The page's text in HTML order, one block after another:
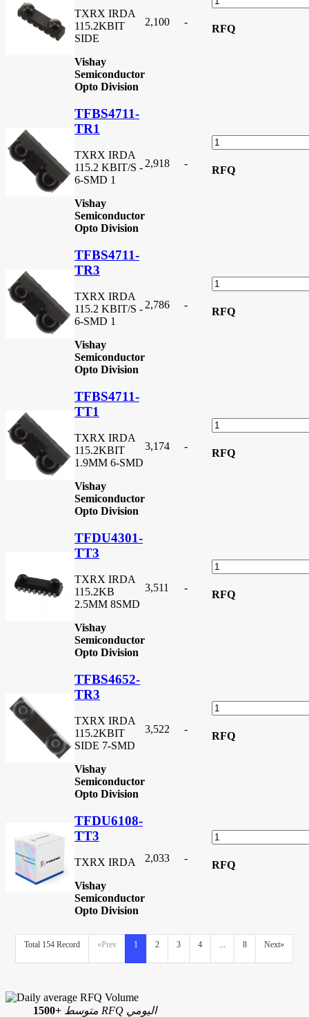
TXRX IRDA
115.2KBIT
SIDE
Vishay
Semiconductor
Opto Division
2,100 -
RFQ
TFBS4711-
TR1
TXRX IRDA
115.2 KBIT/S -
6-SMD 1
Vishay
Semiconductor
Opto Division
2,918 -
RFQ
TFBS4711-
TR3
TXRX IRDA
115.2 KBIT/S -
6-SMD 1
Vishay
Semiconductor
Opto Division
2,786 -
RFQ
TFBS4711-
TT1
TXRX IRDA
115.2KBIT
1.9MM 6-SMD
Vishay
Semiconductor
Opto Division
3,174 -
RFQ
TFDU4301-
TT3
TXRX IRDA
115.2KB
2.5MM 8SMD
Vishay
Semiconductor
Opto Division
3,511 -
RFQ
TFBS4652-
TR3
TXRX IRDA
115.2KBIT
SIDE 7-SMD
Vishay
Semiconductor
Opto Division
3,522 -
RFQ
TFDU6108-
TT3
TXRX IRDA
Vishay
Semiconductor
Opto Division
2,033 -
RFQ
Total 154 Record «Prev 1 2 3 4 ... 8 Next»
1500+ متوسط RFQ اليومي